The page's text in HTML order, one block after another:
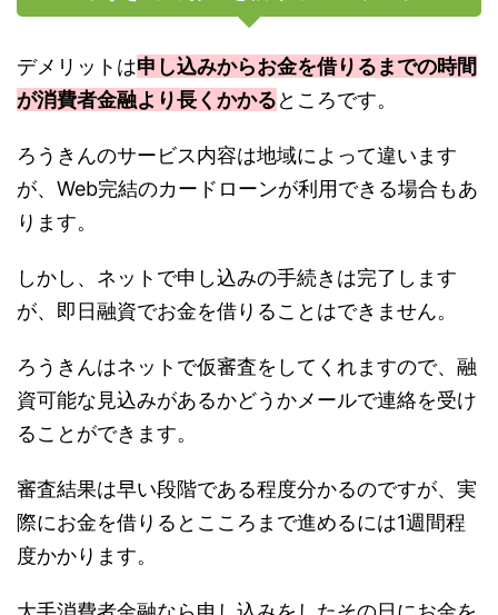
デメリットは申し込みからお金を借りるまでの時間
が消費者金融より長くかかるところです。
ろうきんのサービス内容は地域によって違います
が、Web完結のカードローンが利用できる場合もあ
ります。
しかし、ネットで申し込みの手続きは完了します
が、即日融資でお金を借りることはできません。
ろうきんはネットで仮審査をしてくれますので、融
資可能な見込みがあるかどうかメールで連絡を受け
ることができます。
審査結果は早い段階である程度分かるのですが、実
際にお金を借りるとこころまで進めるには1週間程
度かかります。